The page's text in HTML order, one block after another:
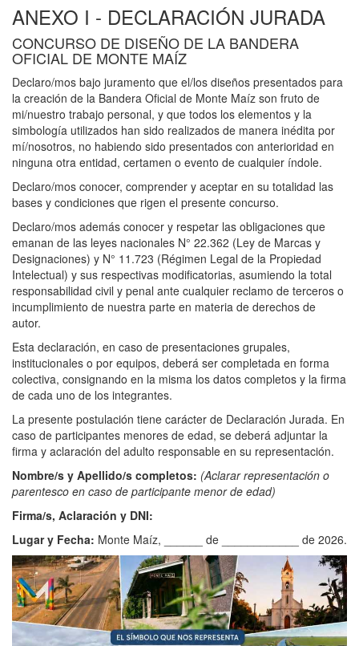
ANEXO I - DECLARACIÓN JURADA
CONCURSO DE DISEÑO DE LA BANDERA
OFICIAL DE MONTE MAÍZ
Declaro/mos bajo juramento que el/los diseños presentados para
la creación de la Bandera Oficial de Monte Maíz son fruto de
mi/nuestro trabajo personal, y que todos los elementos y la
simbología utilizados han sido realizados de manera inédita por
mí/nosotros, no habiendo sido presentados con anterioridad en
ninguna otra entidad, certamen o evento de cualquier índole.
Declaro/mos conocer, comprender y aceptar en su totalidad las
bases y condiciones que rigen el presente concurso.
Declaro/mos además conocer y respetar las obligaciones que
emanan de las leyes nacionales N° 22.362 (Ley de Marcas y
Designaciones) y N° 11.723 (Régimen Legal de la Propiedad
Intelectual) y sus respectivas modificatorias, asumiendo la total
responsabilidad civil y penal ante cualquier reclamo de terceros o
incumplimiento de nuestra parte en materia de derechos de
autor.
Esta declaración, en caso de presentaciones grupales,
institucionales o por equipos, deberá ser completada en forma
colectiva, consignando en la misma los datos completos y la firma
de cada uno de los integrantes.
La presente postulación tiene carácter de Declaración Jurada. En
caso de participantes menores de edad, se deberá adjuntar la
firma y aclaración del adulto responsable en su representación.
Nombre/s y Apellido/s completos: (Aclarar representación o
parentesco en caso de participante menor de edad)
Firma/s, Aclaración y DNI:
Lugar y Fecha: Monte Maíz, ______ de ____________ de 2026.